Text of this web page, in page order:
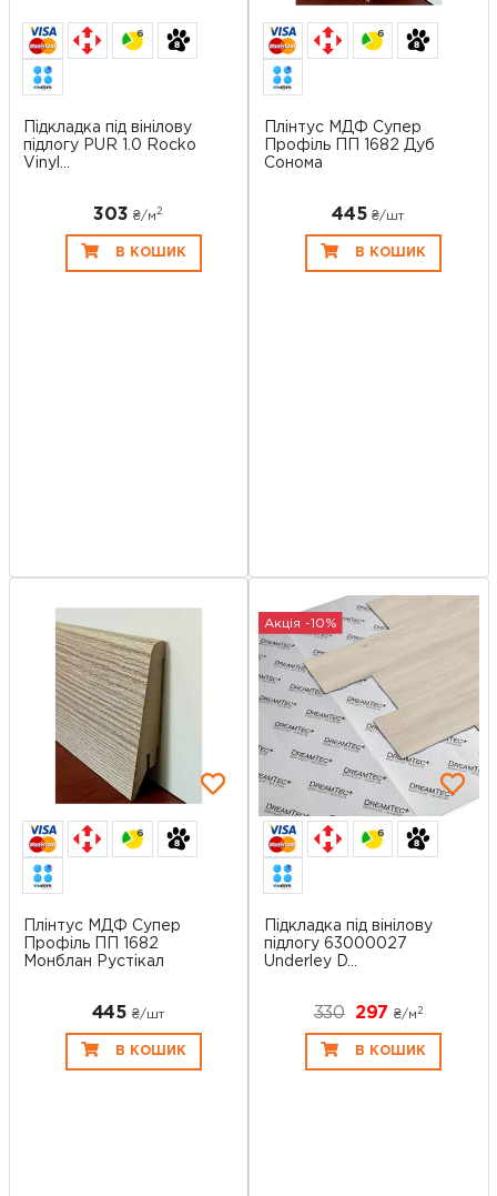
6
Підкладка під вінілову
підлогу PUR 1.0 Rocko
Vinyl...
303 ₴/м2
В КОШИК
6
Плінтус МДФ Супер
Профіль ПП 1682 Дуб
Сонома
445 ₴/шт
В КОШИК
6
Плінтус МДФ Супер
Профіль ПП 1682
Монблан Рустікал
445 ₴/шт
В КОШИК
Акція -10%
6
Підкладка під вінілову
підлогу 63000027
Underley D...
330 297 ₴/м 2
В КОШИК